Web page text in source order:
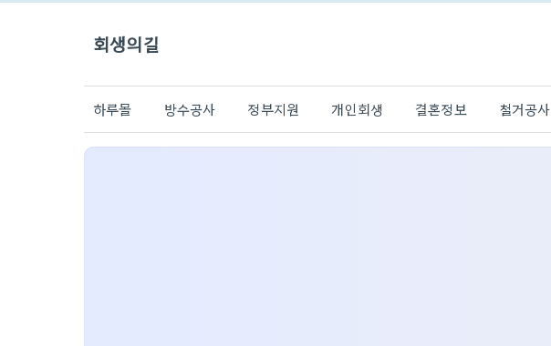
회생의길
하루몰 방수공사 정부지원 개인회생 결혼정보 철거공사